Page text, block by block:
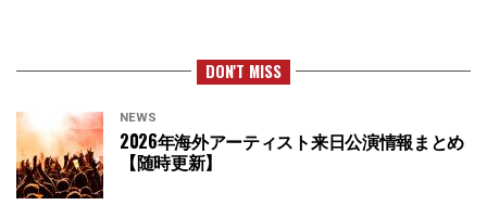
DON'T MISS
NEWS
2026年海外アーティスト来日公演情報まとめ
【随時更新】